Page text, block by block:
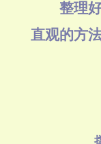
整理
直观的方